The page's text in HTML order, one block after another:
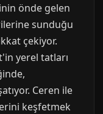
önde gelen
sunduğu
çekiyor.
yerel tatları
Ceren ile
keşfetmek